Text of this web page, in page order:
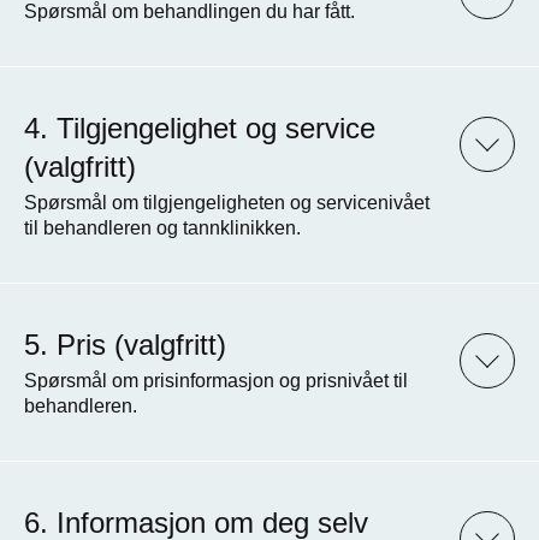
Spørsmål om behandlingen du har fått.
Tilgjengelighet og service
(valgfritt)
Spørsmål om tilgjengeligheten og servicenivået
til behandleren og tannklinikken.
Pris (valgfritt)
Spørsmål om prisinformasjon og prisnivået til
behandleren.
Informasjon om deg selv